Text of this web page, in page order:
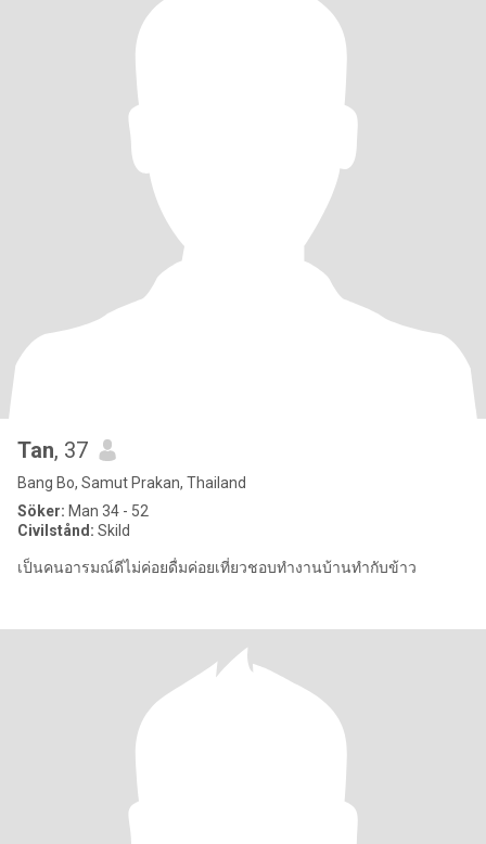
Tan, 37
Bang Bo, Samut Prakan, Thailand
Söker: Man 34 - 52
Civilstånd: Skild
เป็นคนอารมณ์ดีไม่ค่อยดื่มค่อยเที่ยวชอบทำงานบ้านทำกับข้าว